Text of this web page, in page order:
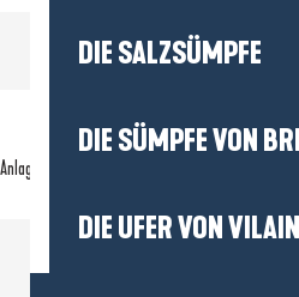
DIE SALZSÜMPFE
DIE SÜMPFE VON
DIE UFER VON